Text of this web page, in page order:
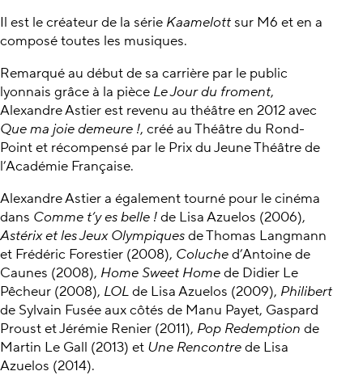
Il est le créateur de la série Kaamelott sur M6 et en a
composé toutes les musiques.
Remarqué au début de sa carrière par le public
lyonnais grâce à la pièce Le Jour du froment,
Alexandre Astier est revenu au théâtre en 2012 avec
Que ma joie demeure !, créé au Théâtre du Rond-
Point et récompensé par le Prix du Jeune Théâtre de
l’Académie Française.
Alexandre Astier a également tourné pour le cinéma
dans Comme t’y es belle !de Lisa Azuelos (2006),
Astérix et les Jeux Olympiquesde Thomas Langmann
et Frédéric Forestier (2008), Coluched’Antoine de
Caunes (2008), Home Sweet Homede Didier Le
Pêcheur (2008), LOLde Lisa Azuelos (2009), Philibert
de Sylvain Fusée aux côtés de Manu Payet, Gaspard
Proust et Jérémie Renier (2011), Pop Redemption de
Martin Le Gall (2013) et Une Rencontrede Lisa
Azuelos (2014).